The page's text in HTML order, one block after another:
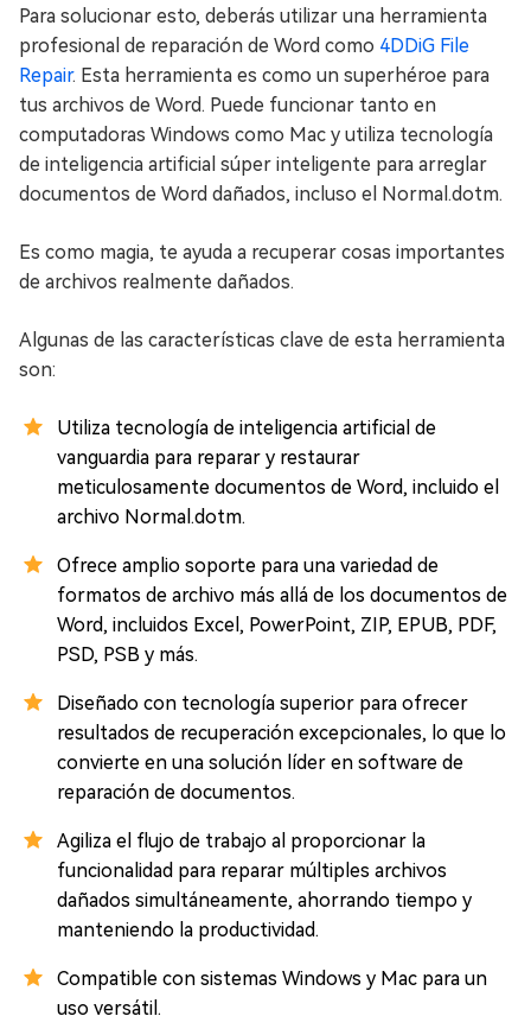
Para solucionar esto, deberás utilizar una herramienta
profesional de reparación de Word como 4DDiG File
Repair. Esta herramienta es como un superhéroe para
tus archivos de Word. Puede funcionar tanto en
computadoras Windows como Mac y utiliza tecnología
de inteligencia artificial súper inteligente para arreglar
documentos de Word dañados, incluso el Normal.dotm.
Es como magia, te ayuda a recuperar cosas importantes
de archivos realmente dañados.
Algunas de las características clave de esta herramienta
son:
Utiliza tecnología de inteligencia artificial de
vanguardia para reparar y restaurar
meticulosamente documentos de Word, incluido el
archivo Normal.dotm.
Ofrece amplio soporte para una variedad de
formatos de archivo más allá de los documentos de
Word, incluidos Excel, PowerPoint, ZIP, EPUB, PDF,
PSD, PSB y más.
Diseñado con tecnología superior para ofrecer
resultados de recuperación excepcionales, lo que lo
convierte en una solución líder en software de
reparación de documentos.
Agiliza el flujo de trabajo al proporcionar la
funcionalidad para reparar múltiples archivos
dañados simultáneamente, ahorrando tiempo y
manteniendo la productividad.
Compatible con sistemas Windows y Mac para un
uso versátil.